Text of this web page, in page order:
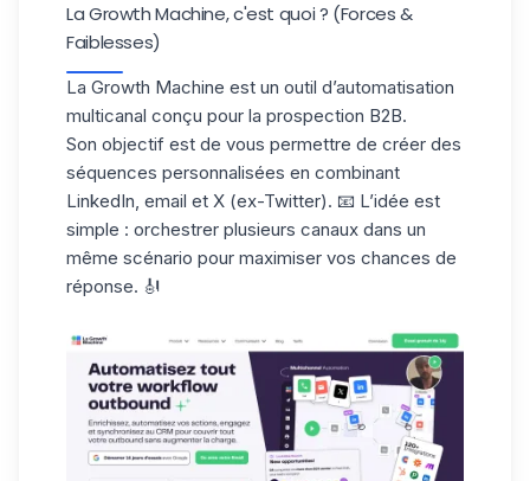
La Growth Machine, c'est quoi ? (Forces &
Faiblesses)
La Growth Machine est un outil d’automatisation
multicanal conçu pour la prospection B2B.
Son objectif est de vous permettre de créer des
séquences personnalisées en combinant
LinkedIn, email et X (ex-Twitter). 📧 L’idée est
simple : orchestrer plusieurs canaux dans un
même scénario pour maximiser vos chances de
réponse. 🎻